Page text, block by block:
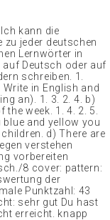
kann die
zu jeder deutschen
Lernwörter in
auf Deutsch oder auf
schreiben. 1.
in English and
an). 1. 3. 2. 4. b)
week. 1. 4. 2. 5.
and yellow you
d) There are
verstehen
vorbereiten
8 cover: pattern:
der
Punktzahl: 43
sehr gut Du hast
erreicht. knapp